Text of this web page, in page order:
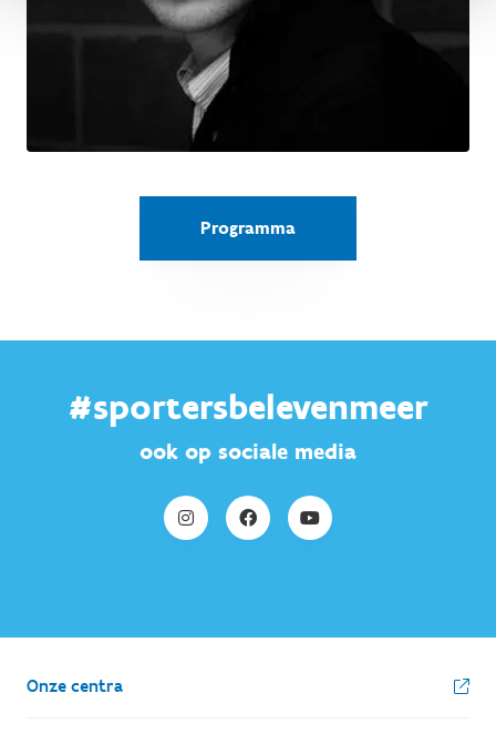
Programma
#sportersbelevenmeer
ook op sociale media
Onze centra